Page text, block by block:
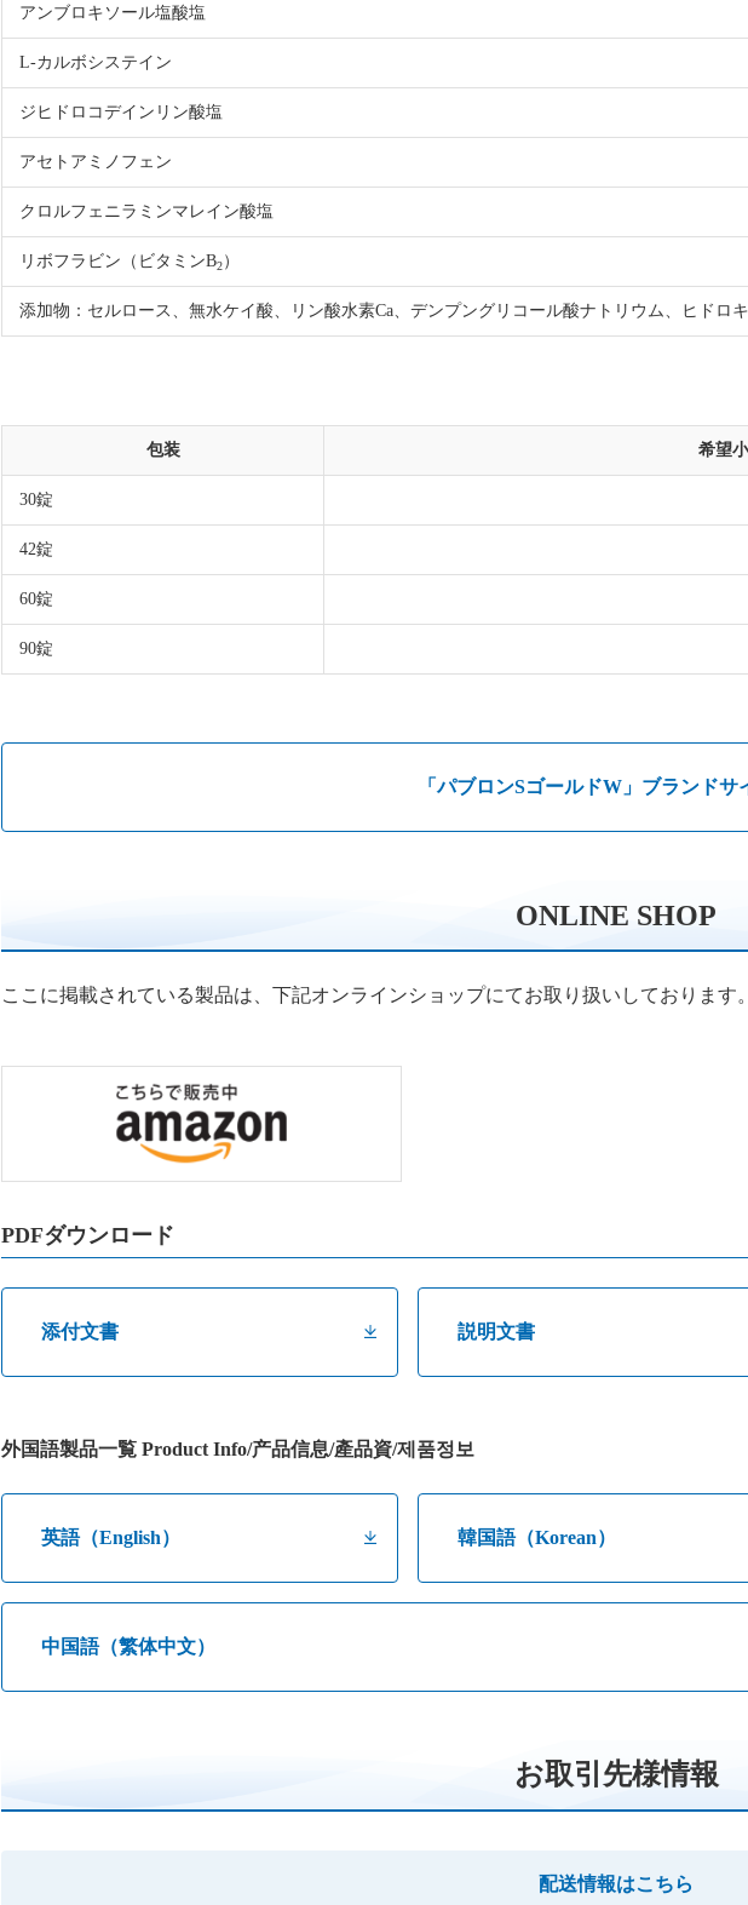
アンブロキソール塩酸塩
L-カルボシステイン
ジヒドロコデインリン酸塩
アセトアミノフェン
クロルフェニラミンマレイン酸塩
リボフラビン（ビタミンB2）
添加物：セルロース、無水ケイ酸、リン酸水素Ca、デンプングリコール酸ナトリウム、ヒドロ
包装 希望
30錠
42錠
60錠
90錠
「パブロンSゴールドW」ブランドサ
ONLINE SHOP
ここに掲載されている製品は、下記オンラインショップにてお取り扱いしております。
PDFダウンロード
添付文書 説明文書
外国語製品一覧 Product Info/产品信息/產品資/제품정보
英語（English） 韓国語（Korean）
中国語（繁体中文）
お取引先様情報
配送情報はこちら